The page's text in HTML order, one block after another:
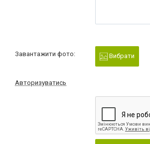
Завантажити фото: Вибрати
Авторизуватись